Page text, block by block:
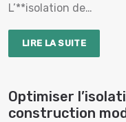
L’**isolation de…
LIRE LA SUITE
Optimiser
construction